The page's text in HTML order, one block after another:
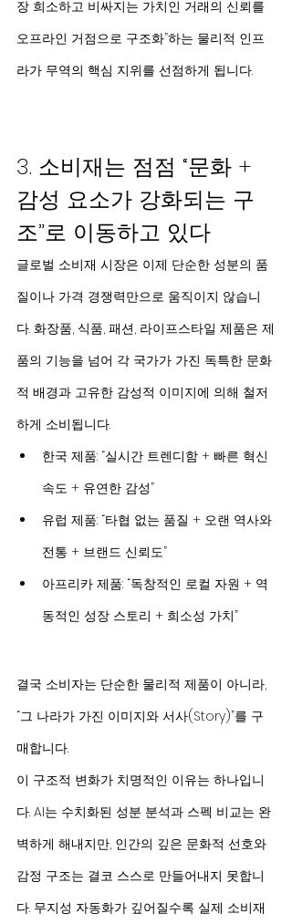
장 희소하고 비싸지는 가치인 거래의 신뢰를
오프라인 거점으로 구조화”하는 물리적 인프
라가 무역의 핵심 지위를 선점하게 됩니다.
3. 소비재는 점점 “문화 +
감성 요소가 강화되는 구
조”로 이동하고 있다
글로벌 소비재 시장은 이제 단순한 성분의 품
질이나 가격 경쟁력만으로 움직이지 않습니
다. 화장품, 식품, 패션, 라이프스타일 제품은 제
품의 기능을 넘어 각 국가가 가진 독특한 문화
적 배경과 고유한 감성적 이미지에 의해 철저
하게 소비됩니다.
한국 제품: “실시간 트렌디함 + 빠른 혁신
속도 + 유연한 감성”
유럽 제품: “타협 없는 품질 + 오랜 역사와
전통 + 브랜드 신뢰도”
아프리카 제품: “독창적인 로컬 자원 + 역
동적인 성장 스토리 + 희소성 가치”
결국 소비자는 단순한 물리적 제품이 아니라,
“그 나라가 가진 이미지와 서사(Story)”를 구
매합니다.
이 구조적 변화가 치명적인 이유는 하나입니
다. AI는 수치화된 성분 분석과 스펙 비교는 완
벽하게 해내지만, 인간의 깊은 문화적 선호와
감정 구조는 결코 스스로 만들어내지 못합니
다. 무지성 자동화가 깊어질수록 실제 소비재